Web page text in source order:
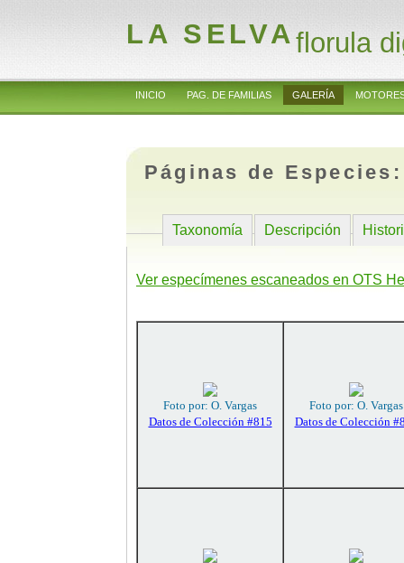
LA SELVAflorula
INICIO PAG. DE FAMILIAS GALERÍA
Páginas de
Taxonomía Descripción
Ver especímenes escaneados en OTS
Foto por: O. Vargas
Datos de Colección #815
Foto por: O. Vargas
Datos de Colección